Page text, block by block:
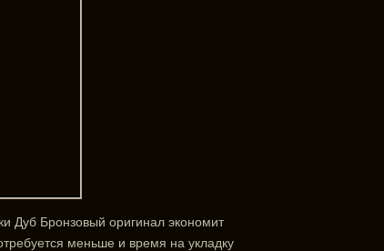
Дуб Бронзовый оригинал экономит
меньше и время на укладку